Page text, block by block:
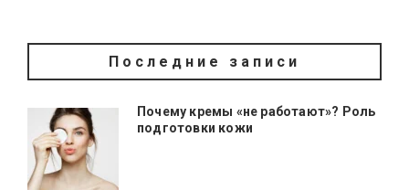
Последние записи
Почему кремы «не работают»? Роль
подготовки кожи